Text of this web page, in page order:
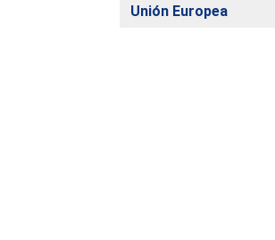
Unión Europea